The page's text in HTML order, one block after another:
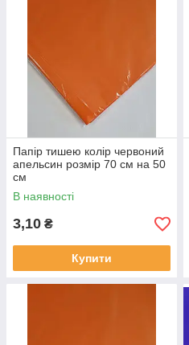
Папір тишею колір червоний
апельсин розмір 70 см на 50
см
В наявності
3,10 ₴
Купити